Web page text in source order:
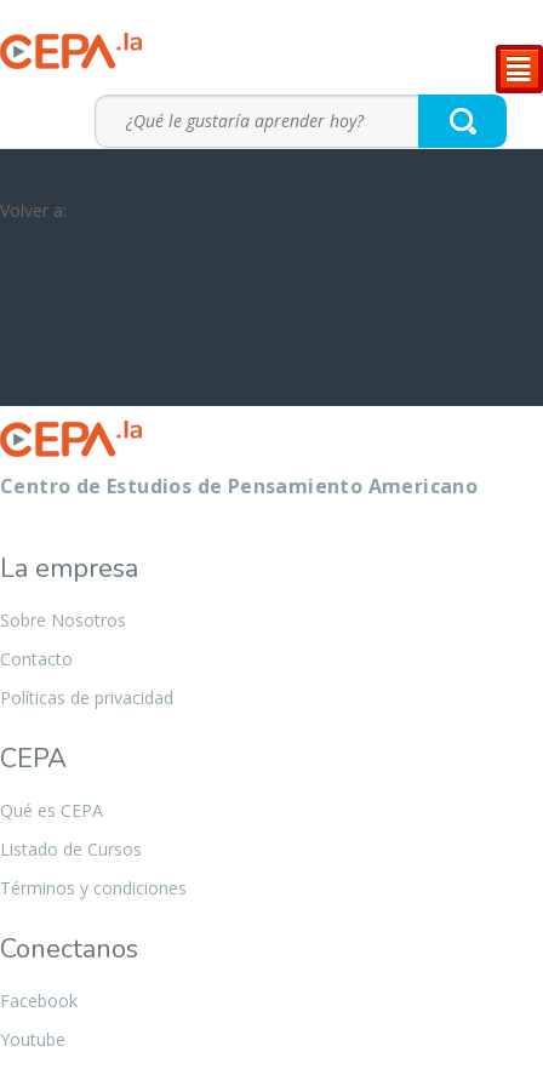
²
Volver a:
Centro de Estudios de Pensamiento Americano
La empresa
Sobre Nosotros
Contacto
Políticas de privacidad
CEPA
Qué es CEPA
Listado de Cursos
Términos y condiciones
Conectanos
Facebook
Youtube